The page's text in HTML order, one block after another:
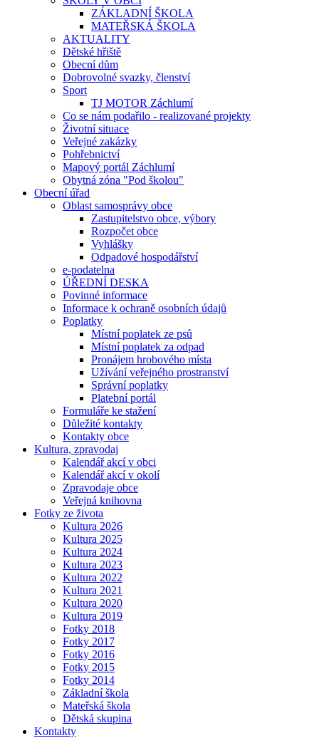
ZÁKLADNÍ ŠKOLA
MATEŘSKÁ ŠKOLA
AKTUALITY
Dětské hřiště
Obecní dům
Dobrovolné svazky, členství
Sport
TJ MOTOR Záchlumí
Co se nám podařilo - realizované projekty
Životní situace
Veřejné zakázky
Pohřebnictví
Mapový portál Záchlumí
Obytná zóna "Pod školou"
Obecní úřad
Oblast samosprávy obce
Zastupitelstvo obce, výbory
Rozpočet obce
Vyhlášky
Odpadové hospodářství
e-podatelna
ÚŘEDNÍ DESKA
Povinné informace
Informace k ochraně osobních údajů
Poplatky
Místní poplatek ze psů
Místní poplatek za odpad
Pronájem hrobového místa
Užívání veřejného prostranství
Správní poplatky
Platební portál
Formuláře ke stažení
Důležité kontakty
Kontakty obce
Kultura, zpravodaj
Kalendář akcí v obci
Kalendář akcí v okolí
Zpravodaje obce
Veřejná knihovna
Fotky ze života
Kultura 2026
Kultura 2025
Kultura 2024
Kultura 2023
Kultura 2022
Kultura 2021
Kultura 2020
Kultura 2019
Fotky 2018
Fotky 2017
Fotky 2016
Fotky 2015
Fotky 2014
Základní škola
Mateřská škola
Dětská skupina
Kontakty